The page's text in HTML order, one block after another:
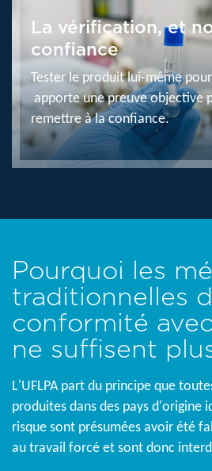
La vérification, et
confiance
Tester le produit lui-même
apporte une preuve objective
remettre à la confiance.
Pourquoi les
traditionnelles
conformité
ne suffisent
L'UFLPA part du principe que
produites dans des pays d'origine
risque sont présumées avoir été
au travail forcé et sont donc